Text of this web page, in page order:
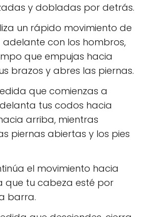
y dobladas por detrás.
un rápido movimiento de
con los hombros,
que empujas hacia
brazos y abres las piernas.
que comienzas a
tus codos hacia
arriba, mientras
piernas abiertas y los pies
el movimiento hacia
que tu cabeza esté por
barra.